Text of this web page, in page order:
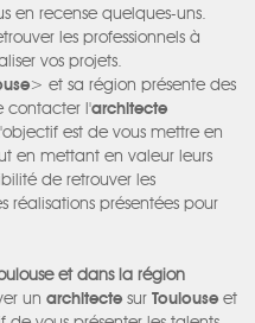
en recense quelques-uns.
les professionnels à
vos projets.
> et sa région présente des
contacter l'architecte
est de vous mettre en
en mettant en valeur leurs
de retrouver les
réalisations présentées pour
et dans la région
un architecte sur Toulouse et